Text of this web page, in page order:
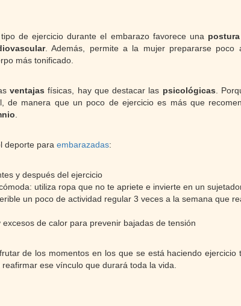
de ejercicio durante el embarazo favorece una
. Además, permite a la mujer prepararse poco
más tonificado.
ventajas físicas, hay que destacar las psicológicas .
de manera que un poco de ejercicio es más que
deporte para embarazadas:
y después del ejercicio
utiliza ropa que no te apriete e invierte en un
un poco de actividad regular 3 veces a la semana que
de calor para prevenir bajadas de tensión
de los momentos en los que se está haciendo ejercicio
ese vínculo que durará toda la vida.